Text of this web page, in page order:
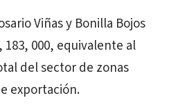
Viñas y Bonilla Bojos
000, equivalente al
del sector de zonas
exportación.